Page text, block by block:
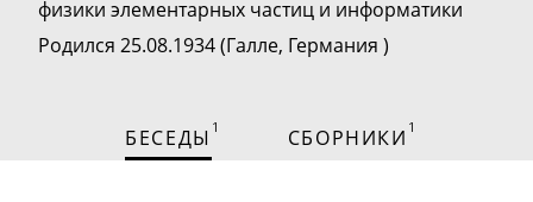
физики элементарных частиц и информатики
Родился 25.08.1934 (Галле, Германия )
БЕСЕДЫ 1 СБОРНИКИ 1